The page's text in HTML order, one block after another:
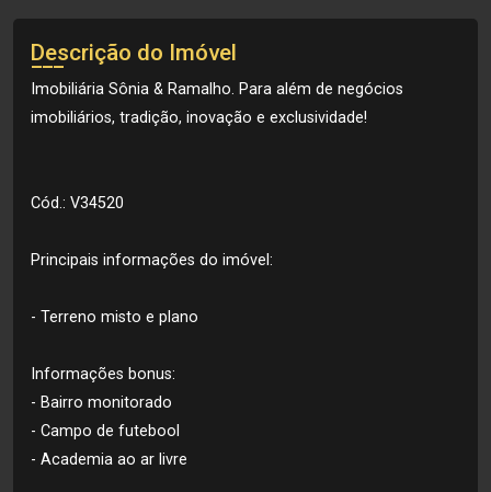
Descrição do Imóvel
Imobiliária Sônia & Ramalho. Para além de negócios
imobiliários, tradição, inovação e exclusividade!
Cód.: V34520
Principais informações do imóvel:
- Terreno misto e plano
Informações bonus:
- Bairro monitorado
- Campo de futebool
- Academia ao ar livre